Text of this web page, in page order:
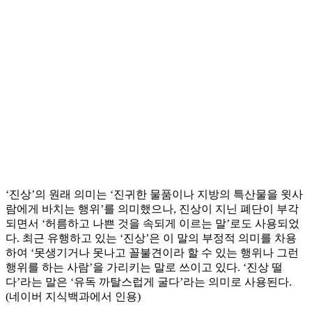
‘진상’의 원래 의미는 ‘진귀한 물품이나 지방의 특산물을 윗사
람에게 바치는 행위’를 의미했으나, 진상이 지닌 폐단이 부각
되면서 ‘허름하고 나쁜 것을 속되게 이르는 말’로도 사용되었
다. 최근 유행하고 있는 ‘진상’은 이 말의 부정적 의미를 차용
하여 ‘못생기거나 못나고 꼴불견이라 할 수 있는 행위나 그런
행위를 하는 사람’을 가리키는 말로 쓰이고 있다. ‘진상 떨
다’라는 말은 ‘유독 까탈스럽게 굴다’라는 의미로 사용된다.
(네이버 지식백과에서 인용)